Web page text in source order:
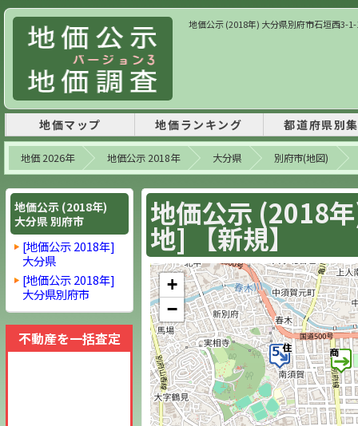
地価公示 (2018年) 大分県別府市石垣西3-
地価マップ 地価ランキング 都道府県別
地価 2026年 地価公示 2018年 大分県 別府市(地図)
地価公示 (2018
地] 【新規】
+
−
地価公示 (2018年)
大分県 別府市
[地価公示 2018年]
大分県
[地価公示 2018年]
大分県別府市
不動産を一括査定